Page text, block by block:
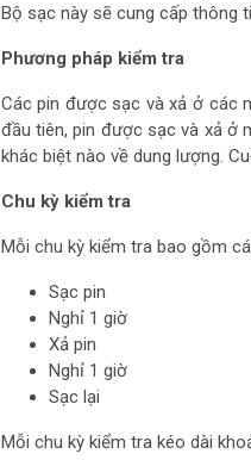
Bộ sạc này sẽ cung cấp thông
Phương pháp kiểm tra
Các pin được sạc và xả ở các
đầu tiên, pin được sạc và xả ở
khác biệt nào về dung lượng.
Chu kỳ kiểm tra
Mỗi chu kỳ kiểm tra bao gồm
Sạc pin
Nghỉ 1 giờ
Xả pin
Nghỉ 1 giờ
Sạc lại
Mỗi chu kỳ kiểm tra kéo dài